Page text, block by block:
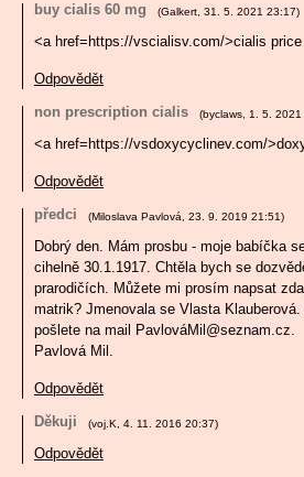
buy cialis 60 mg
(Galkert 31. 5. 2021 23:17)
<a href=https://vscialisv.com/>cialis price
Odpovědět
non prescription cialis
(byclaws 1. 5. 2021
<a href=https://vsdoxycyclinev.com/
Odpovědět
předci
(Miloslava Pavlová 23. 9. 2019 21:51)
Dobrý den. Mám prosbu - moje babíčka
cihelně 30.1.1917. Chtěla bych se
prarodičích. Můžete mi prosím napsat
matrik? Jmenovala se Vlasta
pošlete na mail PavlováMil@seznam.cz.
Pavlová Mil.
Odpovědět
Děkuji
(voj.K 4. 11. 2016 20:37)
Odpovědět